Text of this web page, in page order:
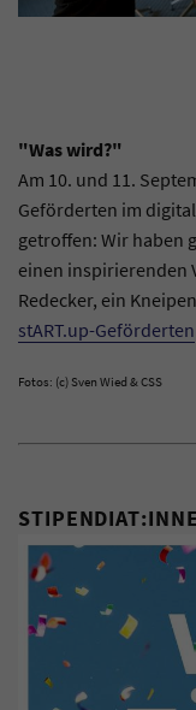
"Was wird?"
Am 10. und 11.
Geförderten im
getroffen: Wir haben
einen inspirierenden
Redecker, ein
stART.up-Geförderten
Fotos: (c) Sven Wied & CSS